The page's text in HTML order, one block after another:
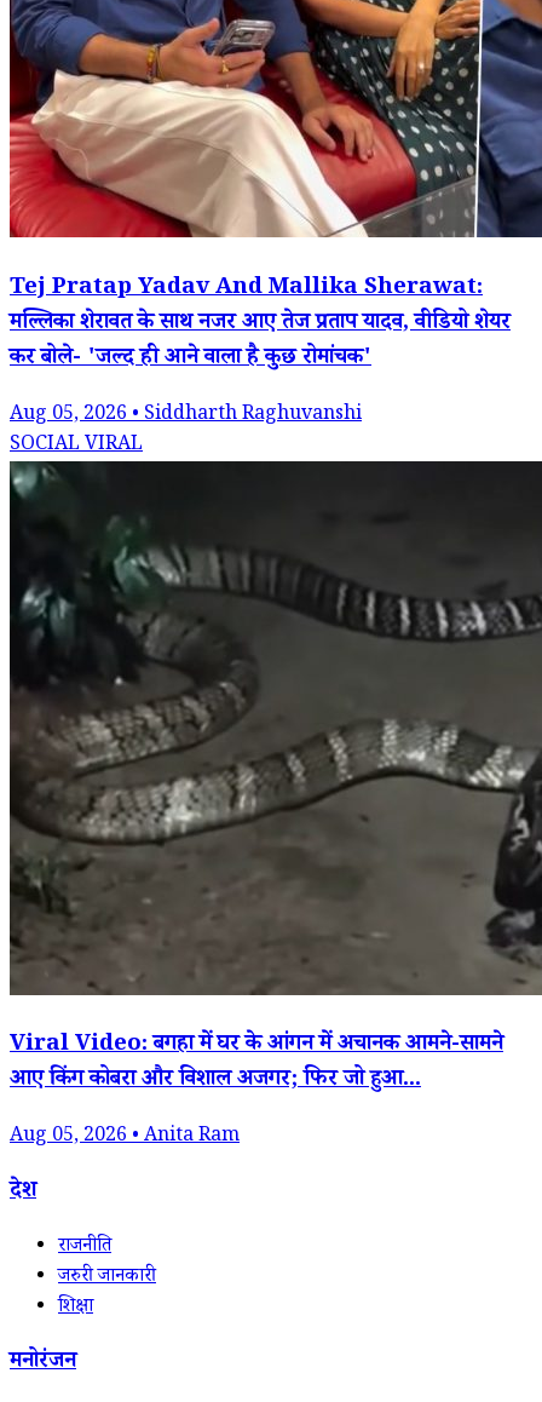
Tej Pratap Yadav And Mallika Sherawat:
मल्लिका शेरावत के साथ नजर आए तेज प्रताप यादव, वीडियो शेयर
कर बोले- 'जल्द ही आने वाला है कुछ रोमांचक'
Aug 05, 2026 • Siddharth Raghuvanshi
SOCIAL VIRAL
Viral Video: बगहा में घर के आंगन में अचानक आमने-सामने
आए किंग कोबरा और विशाल अजगर; फिर जो हुआ...
Aug 05, 2026 • Anita Ram
देश
राजनीति
जरुरी जानकारी
शिक्षा
मनोरंजन